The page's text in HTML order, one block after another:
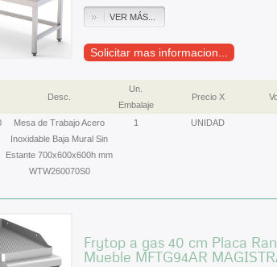
VER MÁS...
Solicitar mas informacion...
Desc.
Un.
Embalaje
Precio X
Mesa de Trabajo Acero
Inoxidable Baja Mural Sin
Estante 700x600x600h mm
WTW260070S0
1 UNIDAD
Frytop a gas 40 cm Placa
Mueble MFTG94AR